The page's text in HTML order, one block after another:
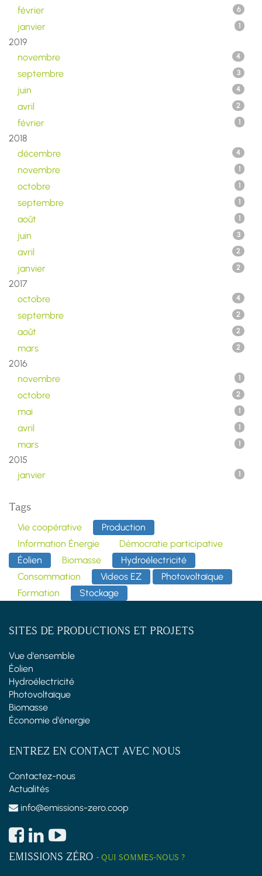
février 6
janvier 1
2019
novembre
4
septembre 3
juin 4
avril 2
février 1
2018
décembre
4
novembre 1
octobre 1
septembre 1
août 1
juin 3
avril 2
janvier 2
2017
octobre
4
septembre 2
août 2
mars 2
2016
novembre
1
octobre 2
mai 1
avril 1
mars 1
2015
janvier
1
Tags
Vie coopérative
Production
Information Énergie
Démocratie participative
Éolien
Biomasse
Hydroélectricité
Consommation
Videos EZ
Photovoltaïque
Formation
Stockage
SITES DE PRODUCTIONS ET PROJETS
Vue d'ensemble
Éolien
Hydroélectricité
Photovoltaïque
Biomasse
Économie d'énergie
ENTREZ EN CONTACT AVEC NOUS
Contactez-nous
Actualités
info@emissions-zero.coop
EMISSIONS ZÉRO - QUI SOMMES-NOUS ?